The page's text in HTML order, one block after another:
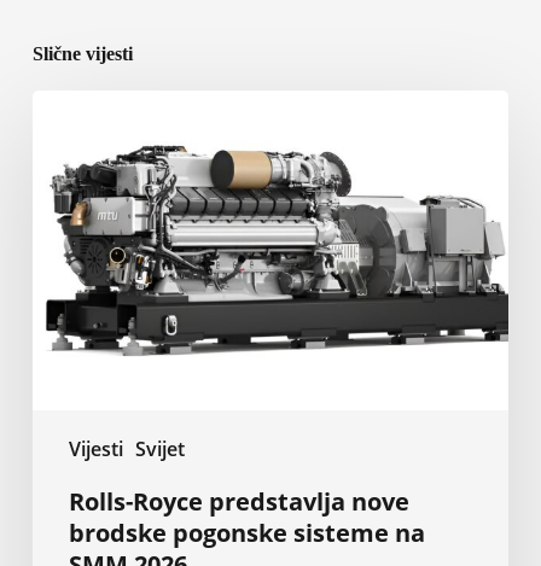
Slične vijesti
Vijesti Svijet
predstavlja
nove
brodske
pogonske
sisteme
na
SMM
Rolls-Royce predstavlja nove
brodske pogonske sisteme na